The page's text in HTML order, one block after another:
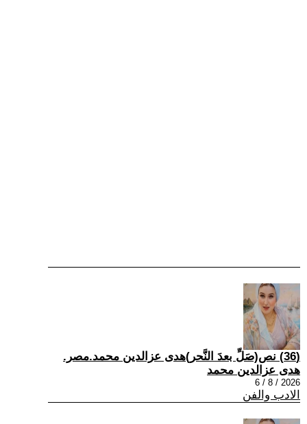
(36) نص(صَلِّ بعدَ النَّحر)هدى عزالدين محمد.مصر.
هدى عزالدين محمد
2026 / 8 / 6
الادب والفن